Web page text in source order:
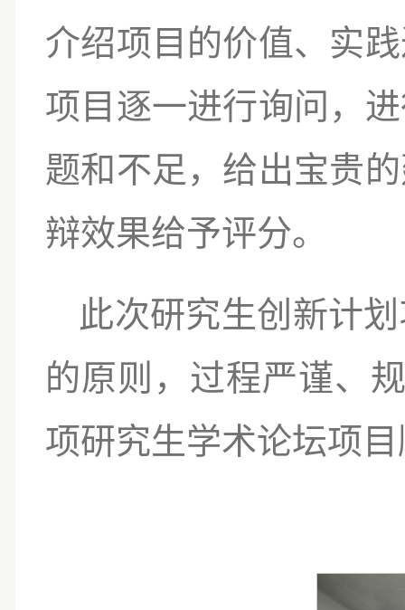
介绍项目的价值、实
项目逐一进行询问，
题和不足，给出宝贵
辩效果给予评分。
此次研究生创新计
的原则，过程严谨、
项研究生学术论坛项